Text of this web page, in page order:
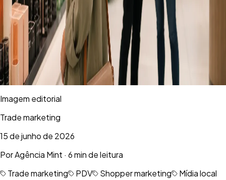
Imagem editorial
Trade marketing
15 de junho de 2026
PorAgência Mint · 6 min de leitura
Trade marketing
PDV Shopper marketing Mídia local